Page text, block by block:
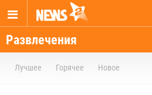
Развлечения
Лучшее Горячее Новое